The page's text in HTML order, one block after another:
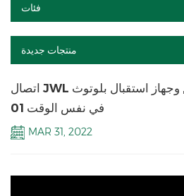
فئات
منتجات جديدة
اتصال JWL مع ضوء برج , طابعة , وجهاز استقبال بلوتوث JP-
01 في نفس الوقت
MAR 31, 2022